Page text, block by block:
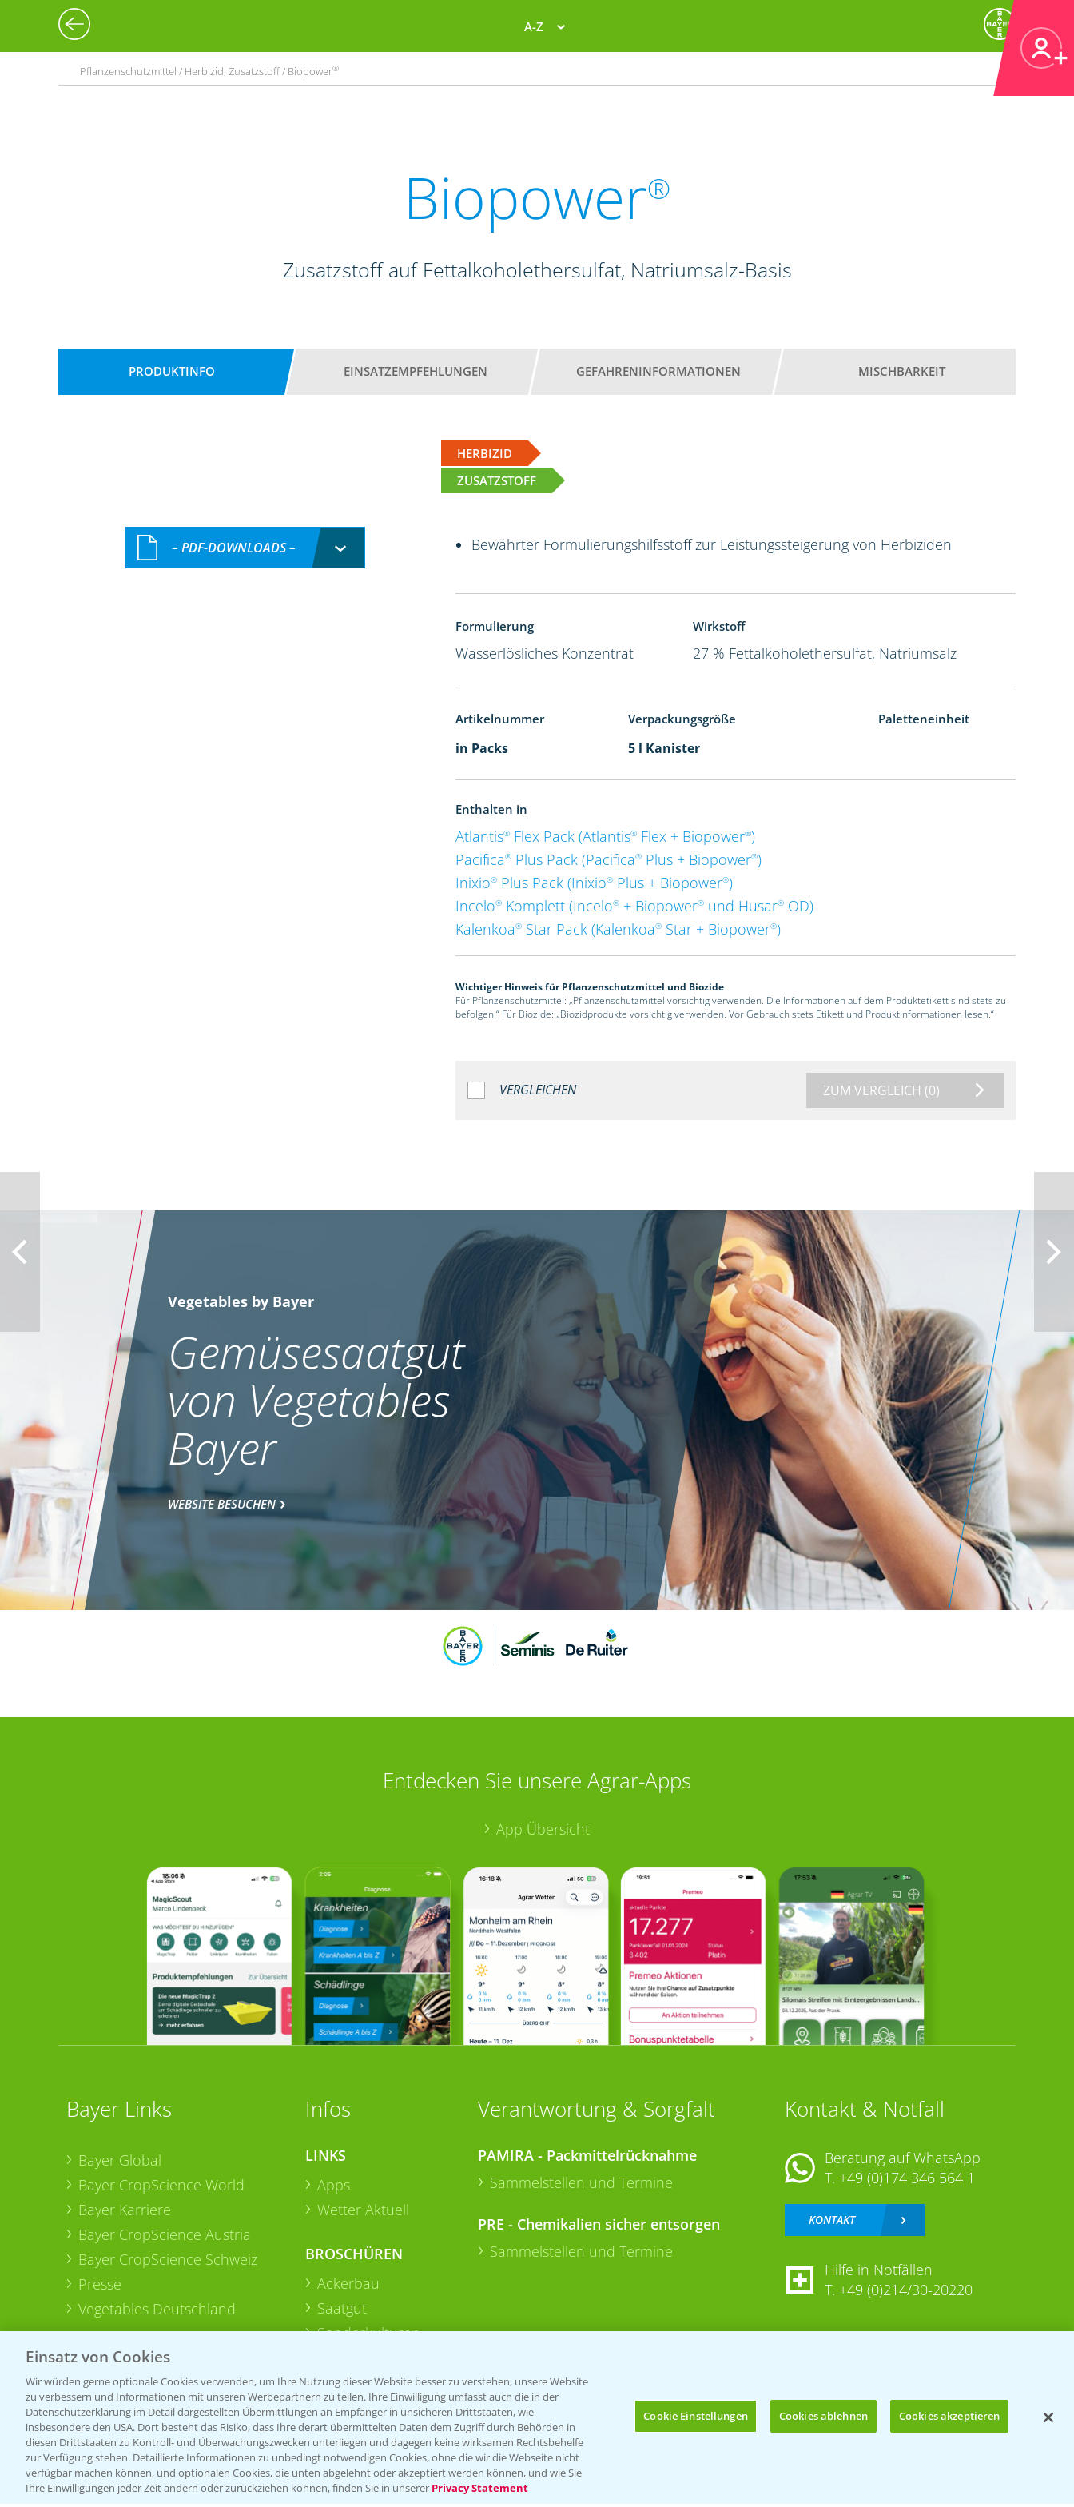
A-Z
Pflanzenschutzmittel / Herbizid, Zusatzstoff / Biopower®
Biopower®
Zusatzstoff auf Fettalkoholethersulfat, Natriumsalz-Basis
PRODUKTINFO EINSATZEMPFEHLUNGEN GEFAHRENINFORMATIONEN MISCHBARKEIT
HERBIZID
ZUSATZSTOFF
– PDF-DOWNLOADS – Bewährter Formulierungshilfsstoff zur Leistungssteigerung von Herbiziden
Formulierung
Wasserlösliches Konzentrat
Wirkstoff
27 % Fettalkoholethersulfat, Natriumsalz
Artikelnummer Verpackungsgröße Paletteneinheit
in Packs 5 l Kanister
Enthalten in
Atlantis® Flex Pack (Atlantis® Flex + Biopower®)
Pacifica® Plus Pack (Pacifica® Plus + Biopower®)
Inixio® Plus Pack (Inixio® Plus + Biopower®)
Incelo® Komplett (Incelo® + Biopower® und Husar® OD)
Kalenkoa® Star Pack (Kalenkoa® Star + Biopower®)
Wichtiger Hinweis für Pflanzenschutzmittel und Biozide
Für Pflanzenschutzmittel: „Pflanzenschutzmittel vorsichtig verwenden. Die Informationen auf dem Produktetikett sind stets zu
befolgen.“ Für Biozide: „Biozidprodukte vorsichtig verwenden. Vor Gebrauch stets Etikett und Produktinformationen lesen.“
VERGLEICHEN ZUM VERGLEICH (0)
Bis zu 4 Produkte vergleichen:
Vegetables by Bayer
Gemüsesaatgut
von Vegetables
Bayer
WEBSITE BESUCHEN
Entdecken Sie unsere Agrar-Apps
App Übersicht
Bayer Links
Bayer Global
Bayer CropScience World
Bayer Karriere
Bayer CropScience Austria
Bayer CropScience Schweiz
Presse
Vegetables Deutschland
Infos
LINKS
Apps
Wetter Aktuell
BROSCHÜREN
Ackerbau
Saatgut
Sonderkulturen
Verantwortung & Sorgfalt
PAMIRA - Packmittelrücknahme
Sammelstellen und Termine
PRE - Chemikalien sicher entsorgen
Sammelstellen und Termine
Kontakt & Notfall
Beratung auf WhatsApp
T. +49 (0)174 346 564 1
KONTAKT
Hilfe in Notfällen
T. +49 (0)214/30-20220
Folgen Sie uns
Einsatz von Cookies
Wir würden gerne optionale Cookies verwenden, um Ihre Nutzung dieser Website besser zu verstehen, unsere Website
zu verbessern und Informationen mit unseren Werbepartnern zu teilen. Ihre Einwilligung umfasst auch die in der
Datenschutzerklärung im Detail dargestellten Übermittlungen an Empfänger in unsicheren Drittstaaten, wie
insbesondere den USA. Dort besteht das Risiko, dass Ihre derart übermittelten Daten dem Zugriff durch Behörden in
diesen Drittstaaten zu Kontroll- und Überwachungszwecken unterliegen und dagegen keine wirksamen Rechtsbehelfe
zur Verfügung stehen. Detaillierte Informationen zu unbedingt notwendigen Cookies, ohne die wir die Webseite nicht
verfügbar machen können, und optionalen Cookies, die unten abgelehnt oder akzeptiert werden können, und wie Sie
Ihre Einwilligungen jeder Zeit ändern oder zurückziehen können, finden Sie in unserer Privacy Statement
Cookie Einstellungen Cookies ablehnen Cookies akzeptieren